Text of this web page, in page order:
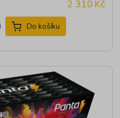
2 310 Kč
Do košíku